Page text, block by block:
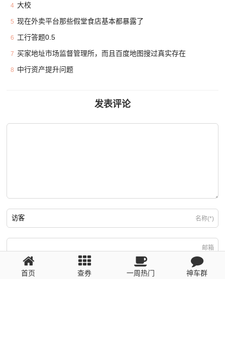
4 大校
5 现在外卖平台那些假堂食店基本都暴露了
6 工行答题0.5
7 买家地址市场监督管理所，而且百度地图搜过真实存在
8 中行资产提升问题
发表评论
名称(*)
邮箱
回复需填写必要信息
首页 查券 一周热门 神车群